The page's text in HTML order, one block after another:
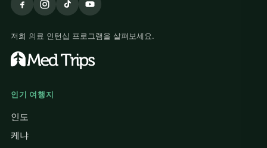
저희 의료 인턴십 프로그램을 살펴보세요.
인기 여행지
인도
케냐